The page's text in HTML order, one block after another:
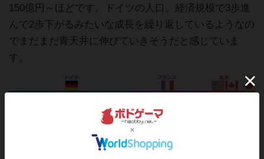
150億円～ほどです。ドイツの人口、経済規模で3歩進
んで2歩下がるみたいな成長を繰り返しているようなの
でまだまだ青天井に伸びていきそうだと感じていま
す。
日本国内の市場規模はというと、ドイツを追随できる
ポテンシャルは十分に持ってると考えています。あん